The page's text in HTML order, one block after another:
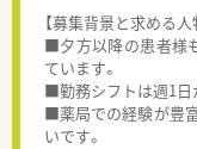
【募集背景と求める人
■夕方以降の患者様
ています。
■勤務シフトは週1日
■薬局での経験が豊
いです。